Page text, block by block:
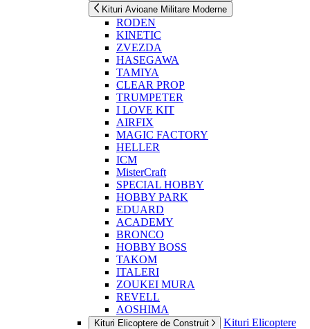
Kituri Avioane Militare Moderne
RODEN
KINETIC
ZVEZDA
HASEGAWA
TAMIYA
CLEAR PROP
TRUMPETER
I LOVE KIT
AIRFIX
MAGIC FACTORY
HELLER
ICM
MisterCraft
SPECIAL HOBBY
HOBBY PARK
EDUARD
ACADEMY
BRONCO
HOBBY BOSS
TAKOM
ITALERI
ZOUKEI MURA
REVELL
AOSHIMA
Kituri Elicoptere de Construit
Kituri Elicoptere